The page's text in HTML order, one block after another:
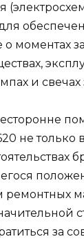
моментах
и
не только
ремонтных
за